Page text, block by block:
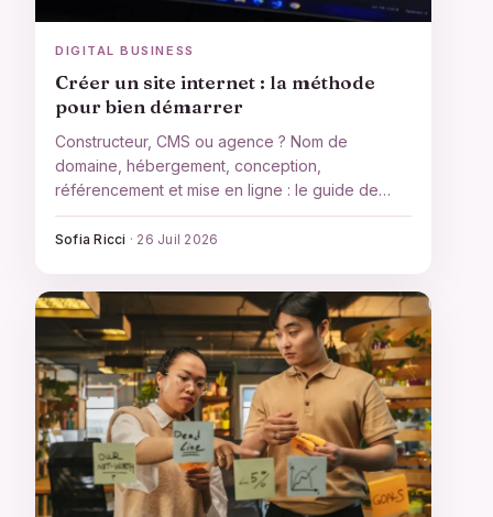
DIGITAL BUSINESS
Créer un site internet : la méthode
pour bien démarrer
Constructeur, CMS ou agence ? Nom de
domaine, hébergement, conception,
référencement et mise en ligne : le guide de
décision pour créer un site internet adapté à
votre projet.
Sofia Ricci · 26 Juil 2026